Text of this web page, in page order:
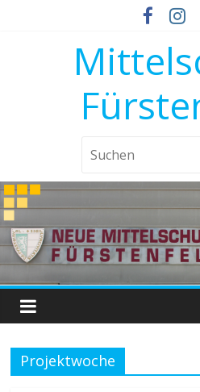
Projektwoche